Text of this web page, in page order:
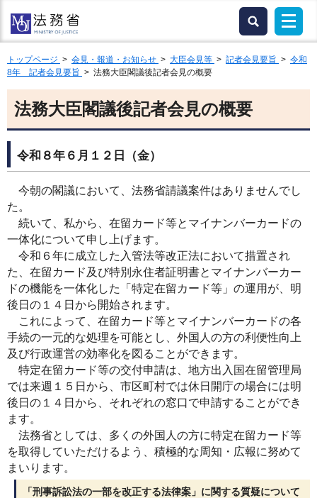
トップページ > 会見・報道・お知らせ > 大臣会見等 > 記者会見要旨 > 令和
8年 記者会見要旨 > 法務大臣閣議後記者会見の概要
法務大臣閣議後記者会見の概要
令和８年６月１２日（金）
今朝の閣議において、法務省請議案件はありませんでし
た。
続いて、私から、在留カード等とマイナンバーカードの
一体化について申し上げます。
令和６年に成立した入管法等改正法において措置され
た、在留カード及び特別永住者証明書とマイナンバーカー
ドの機能を一体化した「特定在留カード等」の運用が、明
後日の１４日から開始されます。
これによって、在留カード等とマイナンバーカードの各
手続の一元的な処理を可能とし、外国人の方の利便性向上
及び行政運営の効率化を図ることができます。
特定在留カード等の交付申請は、地方出入国在留管理局
では来週１５日から、市区町村では休日開庁の場合には明
後日の１４日から、それぞれの窓口で申請することができ
ます。
法務省としては、多くの外国人の方に特定在留カード等
を取得していただけるよう、積極的な周知・広報に努めて
まいります。
「刑事訴訟法の一部を改正する法律案」に関する質疑について